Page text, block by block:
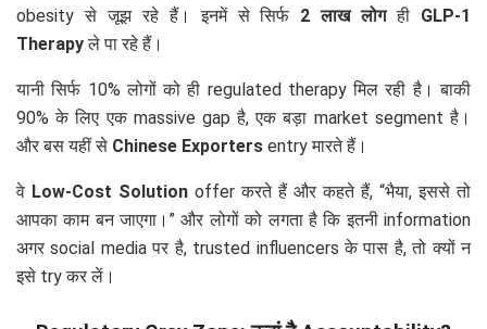
obesity से जूझ रहे हैं। इनमें से सिर्फ 2 लाख लोगही GLP-1
Therapyले पा रहे हैं।
यानी सिर्फ 10% लोगों को ही regulated therapy मिल रही है। बाकी
90% के लिए एक massive gap है, एक बड़ा market segment है।
और बस यहीं से Chinese Exporters entry मारते हैं।
वे Low-Cost Solution offer करते हैं और कहते हैं, “भैया, इससे तो
आपका काम बन जाएगा।” और लोगों को लगता है कि इतनी information
अगर social media पर है, trusted influencers के पास है, तो क्यों न
इसे try कर लें।